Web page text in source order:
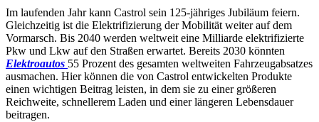
Im laufenden Jahr kann Castrol sein 125-jähriges Jubiläum feiern.
Gleichzeitig ist die Elektrifizierung der Mobilität weiter auf dem
Vormarsch. Bis 2040 werden weltweit eine Milliarde elektrifizierte
Pkw und Lkw auf den Straßen erwartet. Bereits 2030 könnten
Elektroautos 55 Prozent des gesamten weltweiten Fahrzeugabsatzes
ausmachen. Hier können die von Castrol entwickelten Produkte
einen wichtigen Beitrag leisten, in dem sie zu einer größeren
Reichweite, schnellerem Laden und einer längeren Lebensdauer
beitragen.